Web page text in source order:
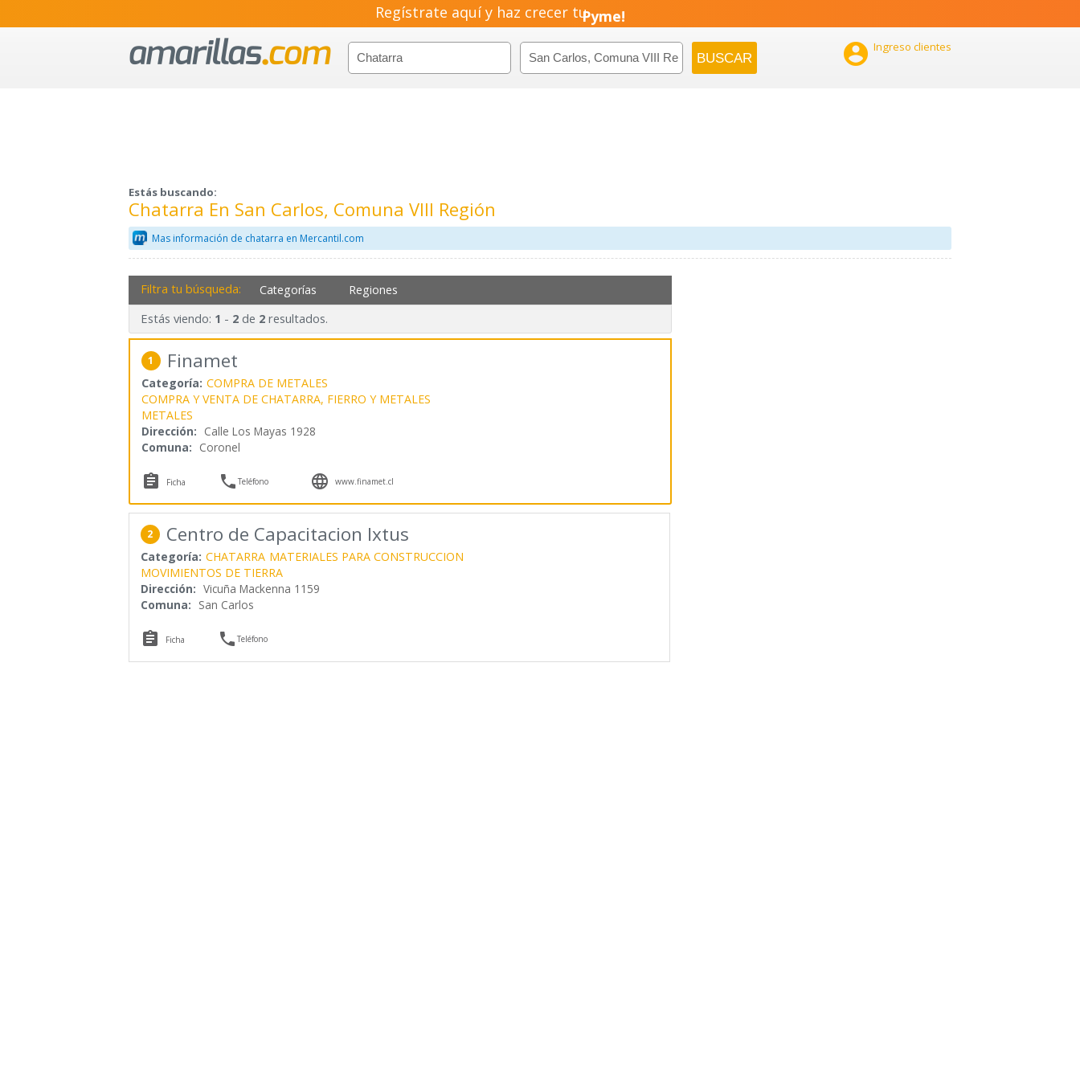
Regístrate aquí y haz crecer tuPyme!
Emprendimiento!
 Ingreso clientes
Estás buscando:
Chatarra En San Carlos, Comuna VIII Región
Mas información de chatarra en Mercantil.com
Filtra tu búsqueda: Categorías Regiones
Estás viendo: 1 - 2de 2resultados.
1 Finamet
Categoría: COMPRA DE METALES
COMPRA Y VENTA DE CHATARRA, FIERRO Y METALES
METALES
Dirección: Calle Los Mayas 1928
Comuna: Coronel
 Ficha Teléfono  www.finamet.cl
2 Centro de Capacitacion Ixtus
Categoría: CHATARRA MATERIALES PARA CONSTRUCCION
MOVIMIENTOS DE TIERRA
Dirección: Vicuña Mackenna 1159
Comuna: San Carlos
 Ficha Teléfono